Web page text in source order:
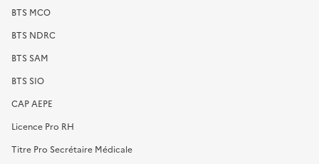
BTS MCO
BTS NDRC
BTS SAM
BTS SIO
CAP AEPE
Licence Pro RH
Titre Pro Secrétaire Médicale